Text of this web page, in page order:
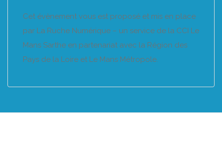
Cet évènement vous est proposé et mis en place
par La Ruche Numérique – un service de la CCI Le
Mans Sarthe en partenariat avec la Région des
Pays de la Loire et Le Mans Métropole.